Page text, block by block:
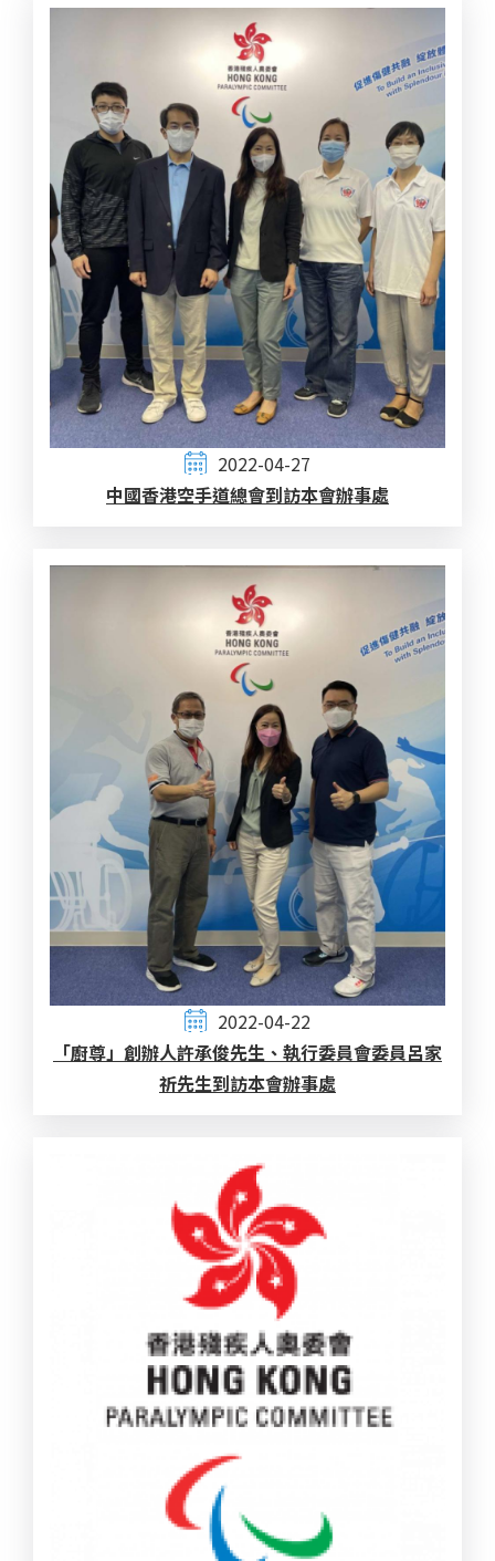
2022-04-27
中國香港空手道總會到訪本會辦事處
2022-04-22
「廚尊」創辦人許承俊先生、執行委員會委員呂家
祈先生到訪本會辦事處